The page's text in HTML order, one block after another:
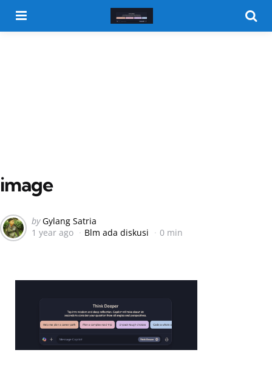
image
Posted
by
by Gylang Satria
1 year ago
Blm ada diskusi 0 min